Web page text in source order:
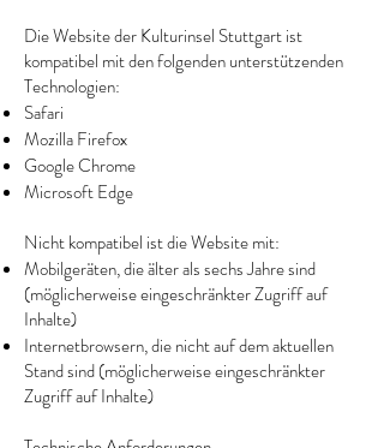
Die Website der Kulturinsel Stuttgart ist
kompatibel mit den folgenden unterstützenden
Technologien:
Safari
Mozilla Firefox
Google Chrome
Microsoft Edge
Nicht kompatibel ist die Website mit:
Mobilgeräten, die älter als sechs Jahre sind
(möglicherweise eingeschränkter Zugriff auf
Inhalte)
Internetbrowsern, die nicht auf dem aktuellen
Stand sind (möglicherweise eingeschränkter
Zugriff auf Inhalte)